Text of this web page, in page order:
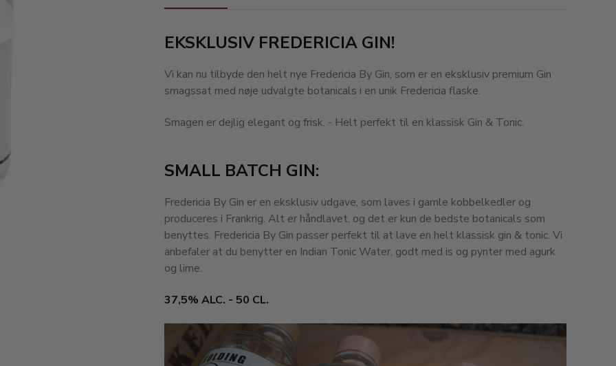
EKSKLUSIV FREDERICIA GIN!
Vi kan nu tilbyde den helt nye Fredericia By Gin, som er en eksklusiv premium Gin
smagssat med nøje udvalgte botanicals i en unik Fredericia flaske.
Smagen er dejlig elegant og frisk. - Helt perfekt til en klassisk Gin & Tonic.
SMALL BATCH GIN:
Fredericia By Gin er en eksklusiv udgave, som laves i gamle kobbelkedler og
produceres i Frankrig. Alt er håndlavet, og det er kun de bedste botanicals som
benyttes. Fredericia By Gin passer perfekt til at lave en helt klassisk gin & tonic. Vi
anbefaler at du benytter en Indian Tonic Water, godt med is og pynter med agurk
og lime.
37,5% ALC. - 50 CL.